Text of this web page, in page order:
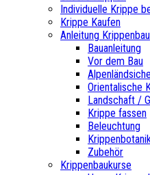
Individuelle Krippe
Krippe Kaufen
Anleitung Krippenbau
Bauanleitung
Vor dem Bau
Orientalische
Landschaft /
Krippe fassen
Beleuchtung
Zubehör
Krippenbaukurse